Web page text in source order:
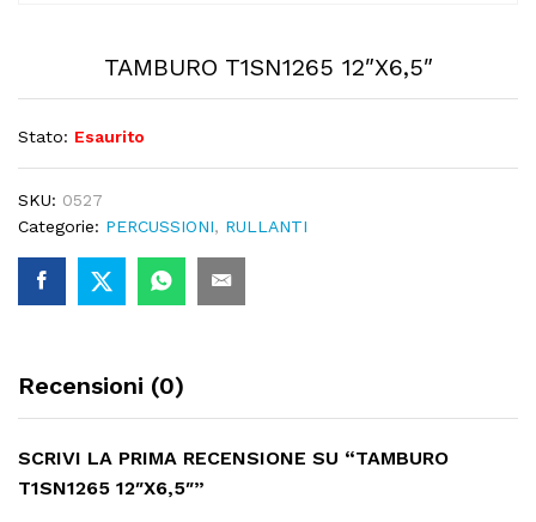
TAMBURO T1SN1265 12″X6,5″
Stato: Esaurito
SKU: 0527
Categorie: PERCUSSIONI, RULLANTI
Recensioni (0)
SCRIVI LA PRIMA RECENSIONE SU “TAMBURO
T1SN1265 12″X6,5″”